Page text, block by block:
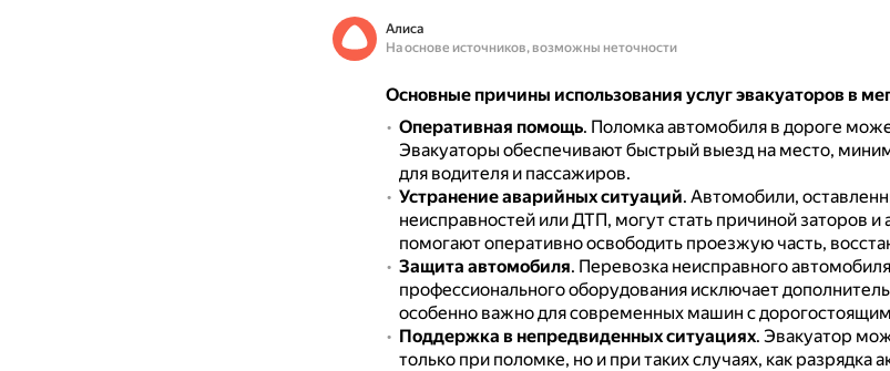
Алиса
На основе источников, возможны неточности
Основные причины использования услуг эвакуаторов в
Оперативная помощь. Поломка автомобиля в дороге
Эвакуаторы обеспечивают быстрый выезд на место,
для водителя и пассажиров.
Устранение аварийных ситуаций. Автомобили,
неисправностей или ДТП, могут стать причиной заторов и
помогают оперативно освободить проезжую часть,
Защита автомобиля. Перевозка неисправного
профессионального оборудования исключает
особенно важно для современных машин с
Поддержка в непредвиденных ситуациях. Эвакуатор
только при поломке, но и при таких случаях, как разрядка